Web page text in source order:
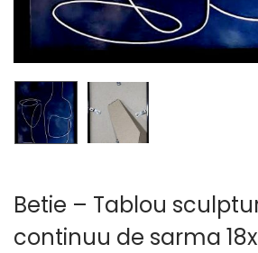
Betie – Tablou
continuu de sarma